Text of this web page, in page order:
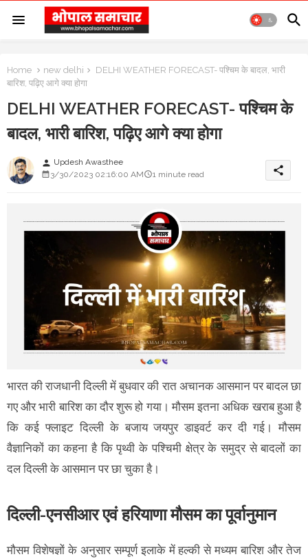
Home new delhi
DELHI WEATHER FORECAST- पश्चिम के बादल, भारी
बारिश, पढ़िए आगे क्या होगा
DELHI WEATHER FORECAST- पश्चिम के
बादल, भारी बारिश, पढ़िए आगे क्या होगा
person Updesh Awasthee
3/30/2023 02:16:00 AM
1 minute read share
भारत की राजधानी दिल्ली में बुधवार की रात अचानक आसमान पर बादल छा
गए और भारी बारिश का दौर शुरू हो गया। मौसम इतना अधिक खराब हुआ है
कि कई फ्लाइट दिल्ली के बजाय जयपुर डाइवर्ट कर दी गई। मौसम
वैज्ञानिकों का कहना है कि पृथ्वी के पश्चिमी क्षेत्र के समुद्र से बादलों का
दल दिल्ली के आसमान पर छा चुका है।
दिल्ली-एनसीआर एवं हरियाणा मौसम का पूर्वानुमान
मौसम विशेषज्ञों के अनुसार सम्पूर्ण इलाके में हल्की से मध्यम बारिश और तेज